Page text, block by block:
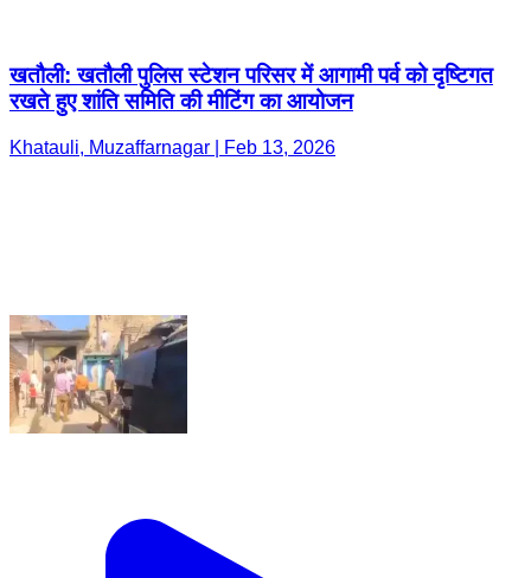
खतौली: खतौली पुलिस स्टेशन परिसर में आगामी पर्व को दृष्टिगत
रखते हुए शांति समिति की मीटिंग का आयोजन
Khatauli, Muzaffarnagar | Feb 13, 2026